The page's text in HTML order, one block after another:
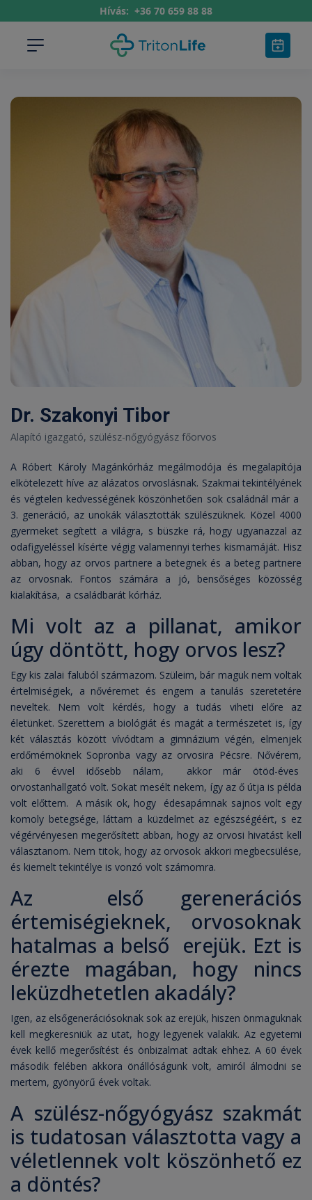
Hívás: +36 70 659 88 88
Dr. Szakonyi Tibor
Alapító igazgató, szülész-nőgyógyász főorvos
A Róbert Károly Magánkórház megálmodója és megalapítója
elkötelezett híve az alázatos orvoslásnak. Szakmai tekintélyének
és végtelen kedvességének köszönhetően sok családnál már a
3. generáció, az unokák választották szülészüknek. Közel 4000
gyermeket segített a világra, s büszke rá, hogy ugyanazzal az
odafigyeléssel kísérte végig valamennyi terhes kismamáját. Hisz
abban, hogy az orvos partnere a betegnek és a beteg partnere
az orvosnak. Fontos számára a jó, bensőséges közösség
kialakítása, a családbarát kórház.
Mi volt az a pillanat, amikor
úgy döntött, hogy orvos lesz?
Egy kis zalai faluból származom. Szüleim, bár maguk nem voltak
értelmiségiek, a nővéremet és engem a tanulás szeretetére
neveltek. Nem volt kérdés, hogy a tudás viheti előre az
életünket. Szerettem a biológiát és magát a természetet is, így
két választás között vívódtam a gimnázium végén, elmenjek
erdőmérnöknek Sopronba vagy az orvosira Pécsre. Nővérem,
aki 6 évvel idősebb nálam, akkor már ötöd-éves
orvostanhallgató volt. Sokat mesélt nekem, így az ő útja is példa
volt előttem. A másik ok, hogy édesapámnak sajnos volt egy
komoly betegsége, láttam a küzdelmet az egészségéért, s ez
végérvényesen megerősített abban, hogy az orvosi hivatást kell
választanom. Nem titok, hogy az orvosok akkori megbecsülése,
és kiemelt tekintélye is vonzó volt számomra.
Az első gerenerációs
értemiségieknek, orvosoknak
hatalmas a belső erejük. Ezt is
érezte magában, hogy nincs
leküzdhetetlen akadály?
Igen, az elsőgenerációsoknak sok az erejük, hiszen önmaguknak
kell megkeresniük az utat, hogy legyenek valakik. Az egyetemi
évek kellő megerősítést és önbizalmat adtak ehhez. A 60 évek
második felében akkora önállóságunk volt, amiról álmodni se
mertem, gyönyörű évek voltak.
A szülész-nőgyógyász szakmát
is tudatosan választotta vagy a
véletlennek volt köszönhető ez
a döntés?